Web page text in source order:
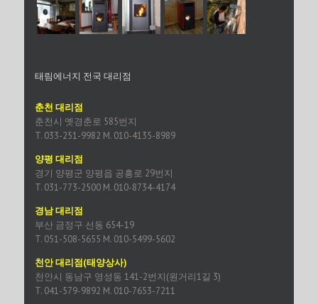
태림에너지 전국 대리점
춘천 대리점
춘천시 옛경춘로 585번지
T. 033-251-9982 M. 010-4135-8989
양평 대리점
경기 양평군 양평읍 공흥로 29번지
T. 031-773-2500 M. 010-8734-4174
경남 대리점
부산 금정구 선동 654-19
T. 051-508-5655 M. 010-5499-5602
천안 대리점(태양상사)
천안시 동남구 영성동 141-2번지(원거리1길 3)
T. 041-579-9892 M. 010-7653-7211